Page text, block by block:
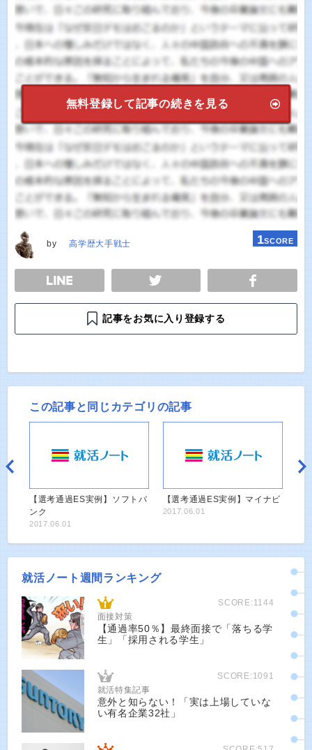
無料登録して記事の続きを見る
by 高学歴大手戦士 1SCORE
TWEET
記事をお気に入り登録する
この記事と同じカテゴリの記事
【選考通過ES実例】ソフトバ
ンク
2017.06.01
【選考通過ES実例】マイナビ
2017.06.01
就活ノート週間ランキング
SCORE:1144
面接対策
【通過率50％】最終面接で「落ちる学
生」「採用される学生」
SCORE:1091
就活特集記事
意外と知らない！「実は上場していな
い有名企業32社」